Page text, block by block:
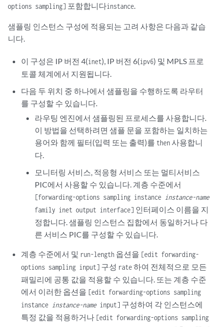
options sampling] 포함합니다instance.
샘플링 인스턴스 구성에 적용되는 고려 사항은 다음과 같습
니다.
이 구성은 IP 버전 4(inet), IP 버전 6(ipv6) 및 MPLS 프로
토콜 체계에서 지원됩니다.
다음 두 위치 중 하나에서 샘플링을 수행하도록 라우터
를 구성할 수 있습니다.
라우팅 엔진에서 샘플링된 프로세스를 사용합니다.
이 방법을 선택하려면 샘플 문을 포함하는 일치하는
용어와 함께 필터(입력 또는 출력)를 then사용합니
다.
모니터링 서비스, 적응형 서비스 또는 멀티서비스
PIC에서 사용할 수 있습니다. 계층 수준에서
[forwarding-options sampling instance instance-name
family inet output interface] 인터페이스 이름을 지
정합니다. 샘플링 인스턴스 집합에서 동일하거나 다
른 서비스 PIC를 구성할 수 있습니다.
계층 수준에서 및 run-length 옵션을 [edit forwarding-
options sampling input] 구성 rate하여 전체적으로 모든
패밀리에 공통 값을 적용할 수 있습니다. 또는 계층 수준
에서 이러한 옵션을 [edit forwarding-options sampling
instance instance-nameinput] 구성하여 각 인스턴스에
특정 값을 적용하거나 [edit forwarding-options sampling